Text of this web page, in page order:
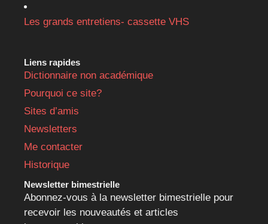
Les grands entretiens- cassette VHS
Liens rapides
Dictionnaire non académique
Pourquoi ce site?
Sites d’amis
Newsletters
Me contacter
Historique
Newsletter bimestrielle
Abonnez-vous à la newsletter bimestrielle pour
recevoir les nouveautés et articles